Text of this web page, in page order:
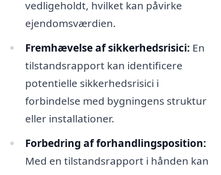
vedligeholdt, hvilket kan påvirke
ejendomsværdien.
Fremhævelse af sikkerhedsrisici: En
tilstandsrapport kan identificere
potentielle sikkerhedsrisici i
forbindelse med bygningens struktur
eller installationer.
Forbedring af forhandlingsposition:
Med en tilstandsrapport i hånden kan